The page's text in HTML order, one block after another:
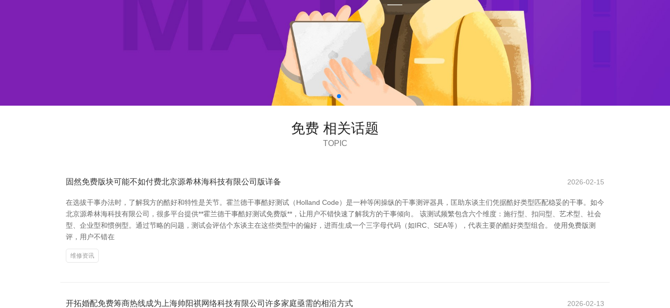
免费 相关话题
TOPIC
固然免费版块可能不如付费北京源希林海科技有限公司版详备 2026-02-15
在选拔干事办法时，了解我方的酷好和特性是关节。霍兰德干事酷好测试（Holland Code）是一种等闲操纵的干事测评器具，匡助东谈主们凭据酷好类型匹配稳妥的干事。如今
北京源希林海科技有限公司，很多平台提供**霍兰德干事酷好测试免费版**，让用户不错快速了解我方的干事倾向。 该测试频繁包含六个维度：施行型、扣问型、艺术型、社会
型、企业型和惯例型。通过节略的问题，测试会评估个东谈主在这些类型中的偏好，进而生成一个三字母代码（如IRC、SEA等），代表主要的酷好类型组合。 使用免费版测
评，用户不错在
维修资讯
开拓婚配免费筹商热线成为上海帅阳祺网络科技有限公司许多家庭亟需的相沿方式 2026-02-13